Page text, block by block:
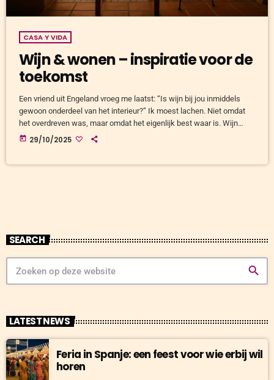
CASA Y VIDA
Wijn & wonen – inspiratie voor de
toekomst
Een vriend uit Engeland vroeg me laatst: “Is wijn bij jou inmiddels
gewoon onderdeel van het interieur?” Ik moest lachen. Niet omdat
het overdreven was, maar omdat het eigenlijk best waar is. Wijn
leeft hier letterlijk mee. Niet alleen in het glas, maar in hoe je je huis
today 29/10/2025
SEARCH
search
LATEST NEWS
Feria in Spanje: een feest voor wie erbij wil
horen